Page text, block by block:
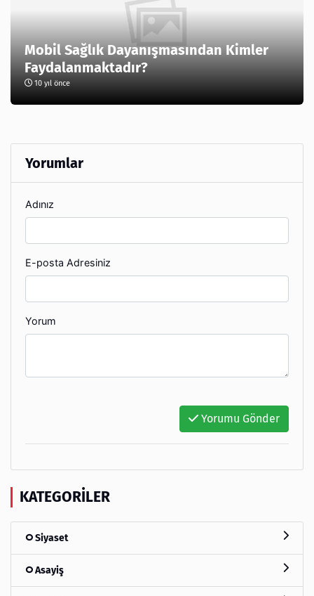
Mobil Sağlık Dayanışmasından Kimler
Faydalanmaktadır?
10 yıl önce
Yorumlar
Adınız
E-posta Adresiniz
Yorum
Yorumu Gönder
KATEGORILER
Siyaset
Asayiş